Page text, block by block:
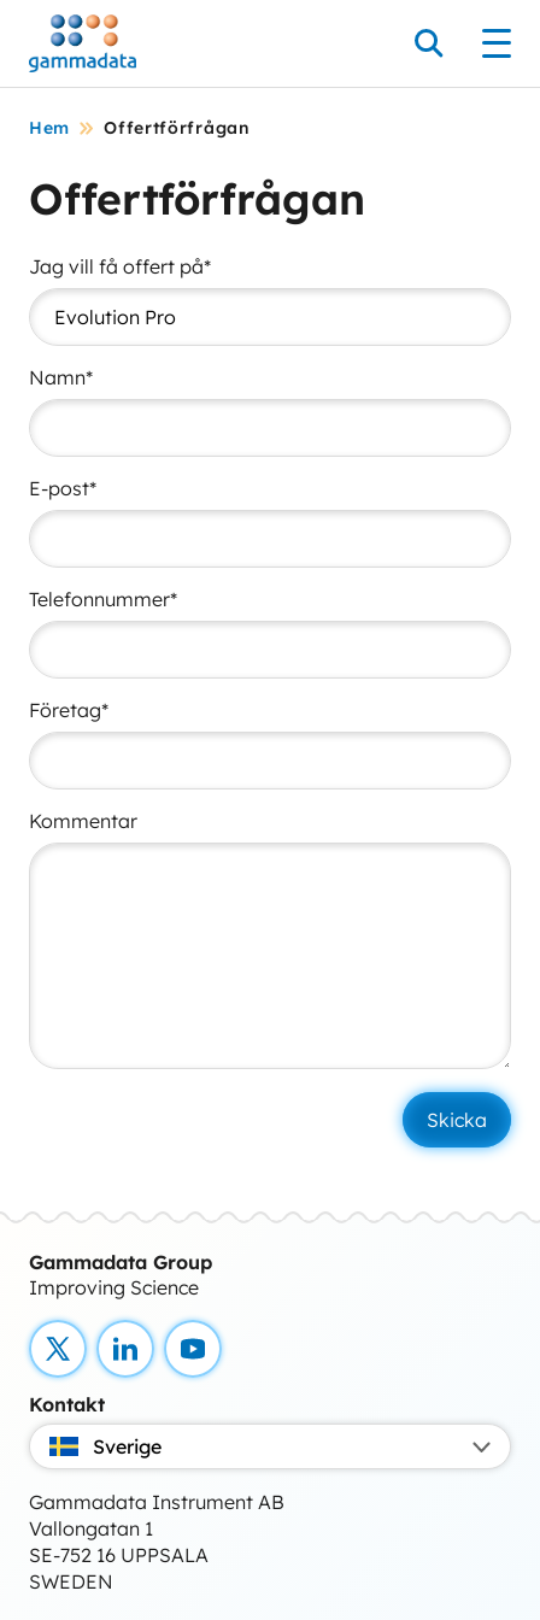
Hoppa
huvudinnehållt
Sök
Hem Offertförfrågan
Offertförfrågan
Jag vill få offert på*
Namn*
E-post*
Telefonnummer*
Företag*
Kommentar
Gammadata Group
Improving Science
X LinkedInYouTube
Kontakt
Sverige
Gammadata Instrument AB
Vallongatan 1
SE-752 16 UPPSALA
SWEDEN